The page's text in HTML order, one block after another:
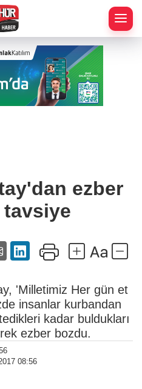
ezber
tavsiye
'Milletimiz Her gün et
insanlar kurbandan
kadar buldukları
ezber bozdu.
08:56